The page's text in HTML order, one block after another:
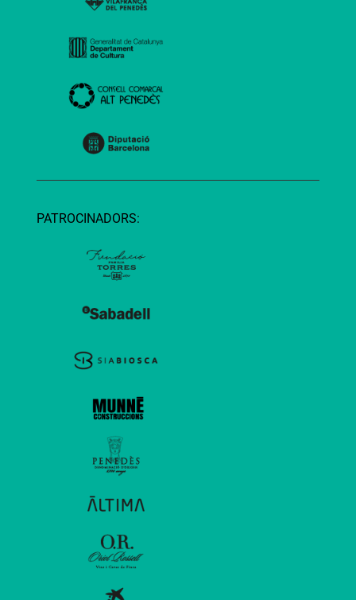
PATROCINADORS: